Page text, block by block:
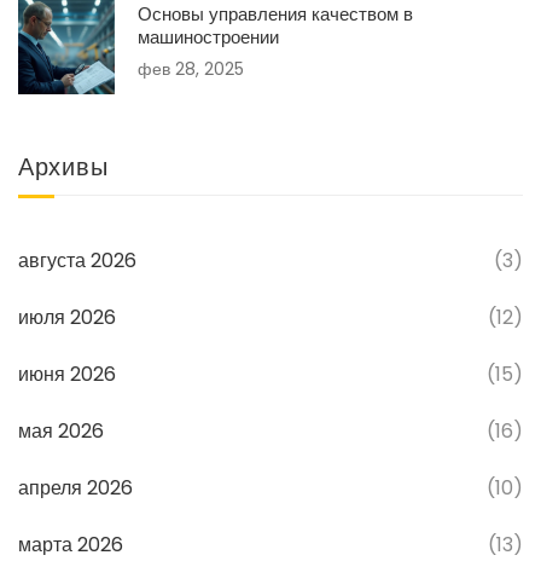
Основы управления качеством в
машиностроении
фев 28, 2025
Архивы
августа 2026 (3)
июля 2026 (12)
июня 2026 (15)
мая 2026 (16)
апреля 2026 (10)
марта 2026 (13)